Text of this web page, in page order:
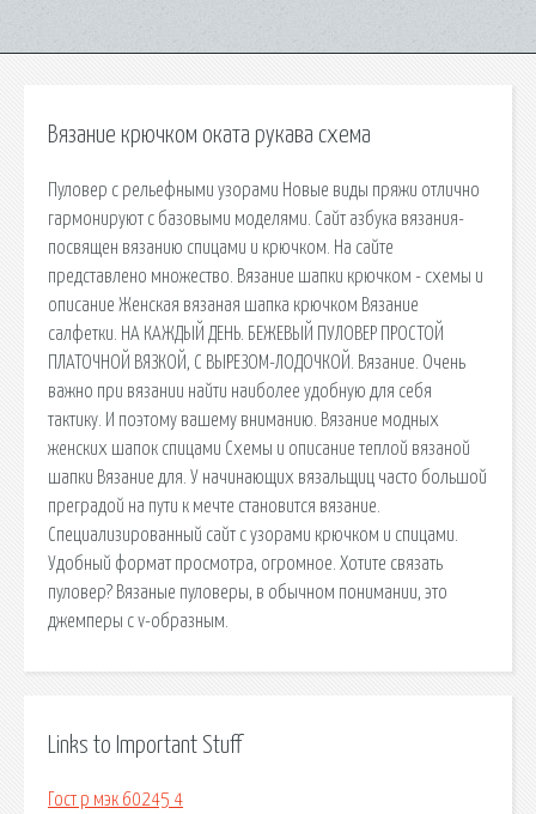
Вязание крючком оката рукава схема
Пуловер с рельефными узорами Новые виды пряжи отлично
гармонируют с базовыми моделями. Сайт азбука вязания-
посвящен вязанию спицами и крючком. На сайте
представлено множество. Вязание шапки крючком - схемы и
описание Женская вязаная шапка крючком Вязание
салфетки. НА КАЖДЫЙ ДЕНЬ. БЕЖЕВЫЙ ПУЛОВЕР ПРОСТОЙ
ПЛАТОЧНОЙ ВЯЗКОЙ, С ВЫРЕЗОМ-ЛОДОЧКОЙ. Вязание. Очень
важно при вязании найти наиболее удобную для себя
тактику. И поэтому вашему вниманию. Вязание модных
женских шапок спицами Схемы и описание теплой вязаной
шапки Вязание для. У начинающих вязальщиц часто большой
преградой на пути к мечте становится вязание.
Специализированный сайт с узорами крючком и спицами.
Удобный формат просмотра, огромное. Хотите связать
пуловер? Вязаные пуловеры, в обычном понимании, это
джемперы с v-образным.
Links to Important Stuff
Гост р мэк 60245 4